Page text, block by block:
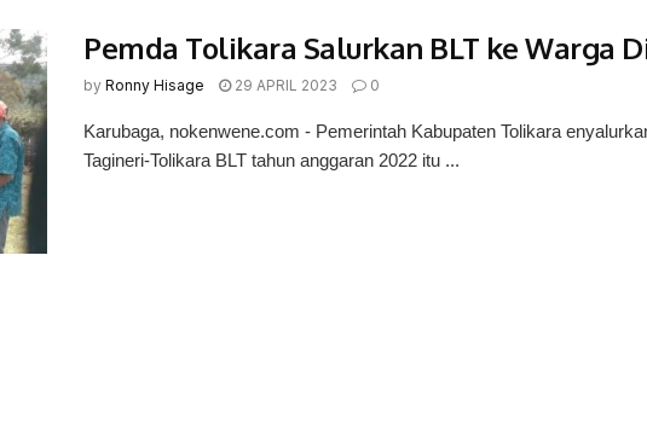
Pemda Tolikara Salurkan BLT ke Warga
by Ronny Hisage 29 APRIL 2023 0
Karubaga, nokenwene.com - Pemerintah Kabupaten Tolikara
Tagineri-Tolikara BLT tahun anggaran 2022 itu ...